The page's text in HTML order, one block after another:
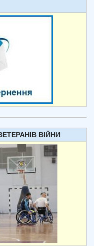
ВІЙНИ